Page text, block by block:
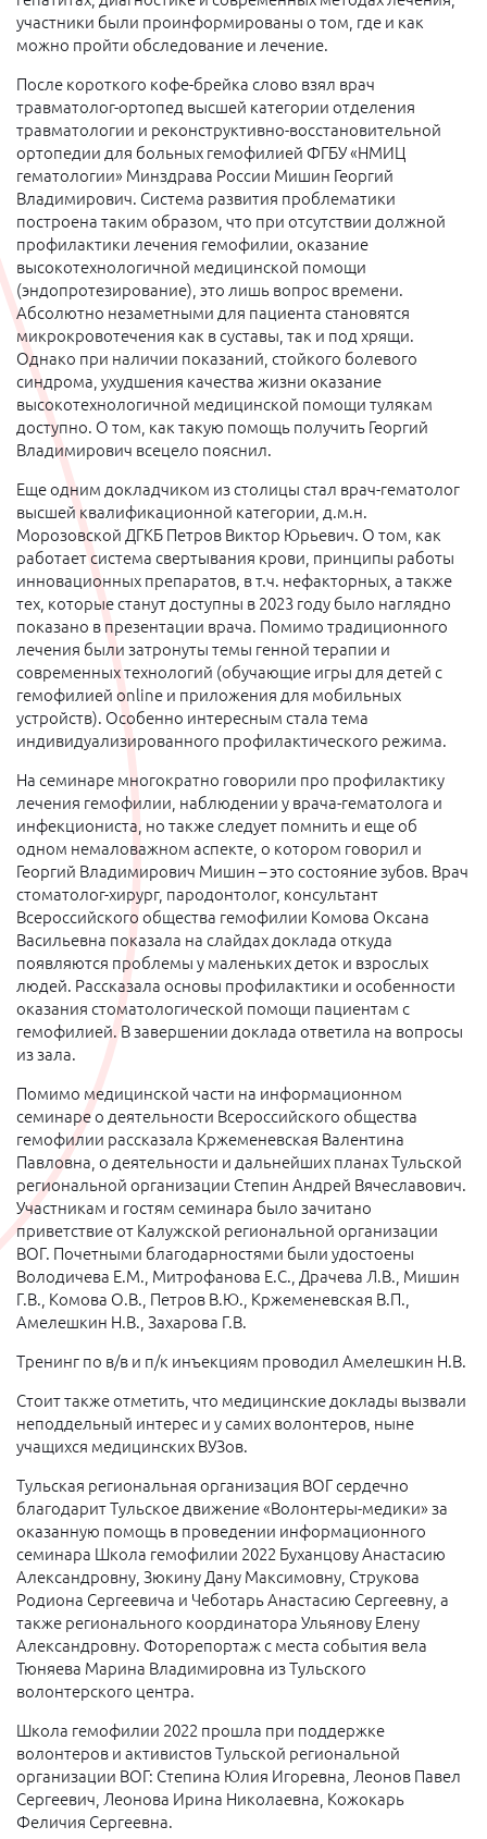
участники были проинформированы о том, где и как
можно пройти обследование и лечение.
После короткого кофе-брейка слово взял врач
травматолог-ортопед высшей категории отделения
травматологии и реконструктивно-восстановительной
ортопедии для больных гемофилией ФГБУ «НМИЦ
гематологии» Минздрава России Мишин Георгий
Владимирович. Система развития проблематики
построена таким образом, что при отсутствии должной
профилактики лечения гемофилии, оказание
высокотехнологичной медицинской помощи
(эндопротезирование), это лишь вопрос времени.
Абсолютно незаметными для пациента становятся
микрокровотечения как в суставы, так и под хрящи.
Однако при наличии показаний, стойкого болевого
синдрома, ухудшения качества жизни оказание
высокотехнологичной медицинской помощи тулякам
доступно. О том, как такую помощь получить Георгий
Владимирович всецело пояснил.
Еще одним докладчиком из столицы стал врач-гематолог
высшей квалификационной категории, д.м.н.
Морозовской ДГКБ Петров Виктор Юрьевич. О том, как
работает система свертывания крови, принципы работы
инновационных препаратов, в т.ч. нефакторных, а также
тех, которые станут доступны в 2023 году было наглядно
показано в презентации врача. Помимо традиционного
лечения были затронуты темы генной терапии и
современных технологий (обучающие игры для детей с
гемофилией online и приложения для мобильных
устройств). Особенно интересным стала тема
индивидуализированного профилактического режима.
На семинаре многократно говорили про профилактику
лечения гемофилии, наблюдении у врача-гематолога и
инфекциониста, но также следует помнить и еще об
одном немаловажном аспекте, о котором говорил и
Георгий Владимирович Мишин – это состояние зубов. Врач
стоматолог-хирург, пародонтолог, консультант
Всероссийского общества гемофилии Комова Оксана
Васильевна показала на слайдах доклада откуда
появляются проблемы у маленьких деток и взрослых
людей. Рассказала основы профилактики и особенности
оказания стоматологической помощи пациентам с
гемофилией. В завершении доклада ответила на вопросы
из зала.
Помимо медицинской части на информационном
семинаре о деятельности Всероссийского общества
гемофилии рассказала Кржеменевская Валентина
Павловна, о деятельности и дальнейших планах Тульской
региональной организации Степин Андрей Вячеславович.
Участникам и гостям семинара было зачитано
приветствие от Калужской региональной организации
ВОГ. Почетными благодарностями были удостоены
Володичева Е.М., Митрофанова Е.С., Драчева Л.В., Мишин
Г.В., Комова О.В., Петров В.Ю., Кржеменевская В.П.,
Амелешкин Н.В., Захарова Г.В.
Тренинг по в/в и п/к инъекциям проводил Амелешкин Н.В.
Стоит также отметить, что медицинские доклады вызвали
неподдельный интерес и у самих волонтеров, ныне
учащихся медицинских ВУЗов.
Тульская региональная организация ВОГ сердечно
благодарит Тульское движение «Волонтеры-медики» за
оказанную помощь в проведении информационного
семинара Школа гемофилии 2022 Буханцову Анастасию
Александровну, Зюкину Дану Максимовну, Струкова
Родиона Сергеевича и Чеботарь Анастасию Сергеевну, а
также регионального координатора Ульянову Елену
Александровну. Фоторепортаж с места события вела
Тюняева Марина Владимировна из Тульского
волонтерского центра.
Школа гемофилии 2022 прошла при поддержке
волонтеров и активистов Тульской региональной
организации ВОГ: Степина Юлия Игоревна, Леонов Павел
Сергеевич, Леонова Ирина Николаевна, Кожокарь
Феличия Сергеевна.